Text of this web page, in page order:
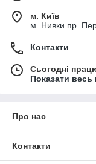
м. Київ
м. Нивки пр.
Контакти
Сьогодні
Показати весь
Про нас
Контакти